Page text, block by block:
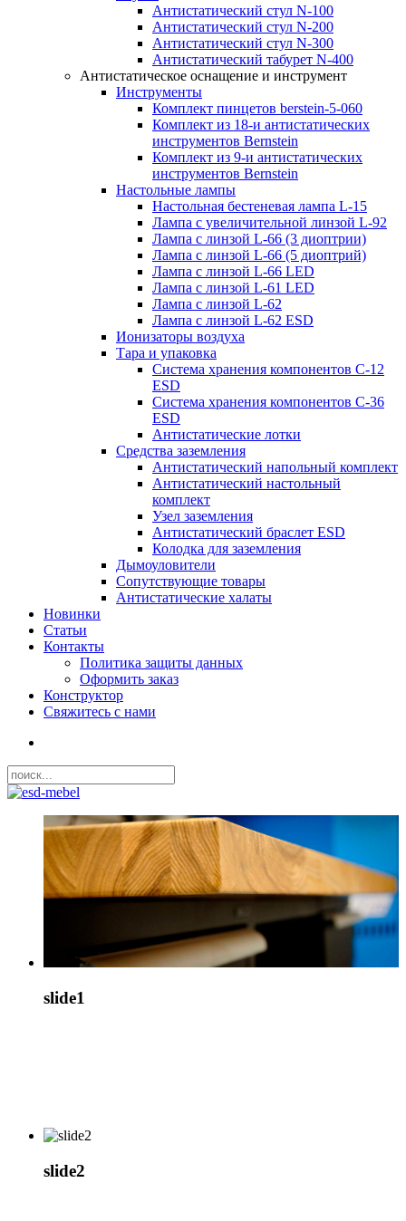
Антистатический стул N-100
Антистатический стул N-200
Антистатический стул N-300
Антистатический табурет N-400
Антистатическое оснащение и инструмент
Инструменты
Комплект пинцетов berstein-5-060
Комплект из 18-и антистатических
инструментов Bernstein
Комплект из 9-и антистатических
инструментов Bernstein
Настольные лампы
Настольная бестеневая лампа L-15
Лампа с увеличительной линзой L-92
Лампа с линзой L-66 (3 диоптрии)
Лампа с линзой L-66 (5 диоптрий)
Лампа с линзой L-66 LED
Лампа с линзой L-61 LED
Лампа с линзой L-62
Лампа с линзой L-62 ESD
Ионизаторы воздуха
Тара и упаковка
Система хранения компонентов C-12
ESD
Система хранения компонентов C-36
ESD
Антистатические лотки
Средства заземления
Антистатический напольный комплект
Антистатический настольный
комплект
Узел заземления
Антистатический браслет ESD
Колодка для заземления
Дымоуловители
Сопутствующие товары
Антистатические халаты
Новинки
Статьи
Контакты
Политика защиты данных
Оформить заказ
Конструктор
­Свяжитесь с нами
slide1
slide2